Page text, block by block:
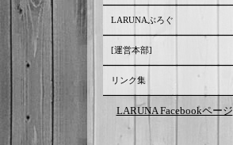
LARUNAぶろぐ
[運営本部]
リンク集
LARUNA Facebookページ